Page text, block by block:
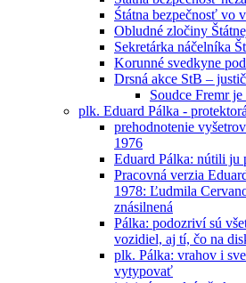
Śtátna bezpečnosť vo
Obludné zločiny
Sekretárka náčelníka
Korunné svedkyne
Drsná akce StB –
Soudce Fremr je
plk. Eduard Pálka -
prehodnotenie
1976
Eduard Pálka: nútili ju
Pracovná verzia
1978: Ľudmila
znásilnená
Pálka: podozriví sú
vozidiel, aj tí, čo na
plk. Pálka: vrahov i
vytypovať